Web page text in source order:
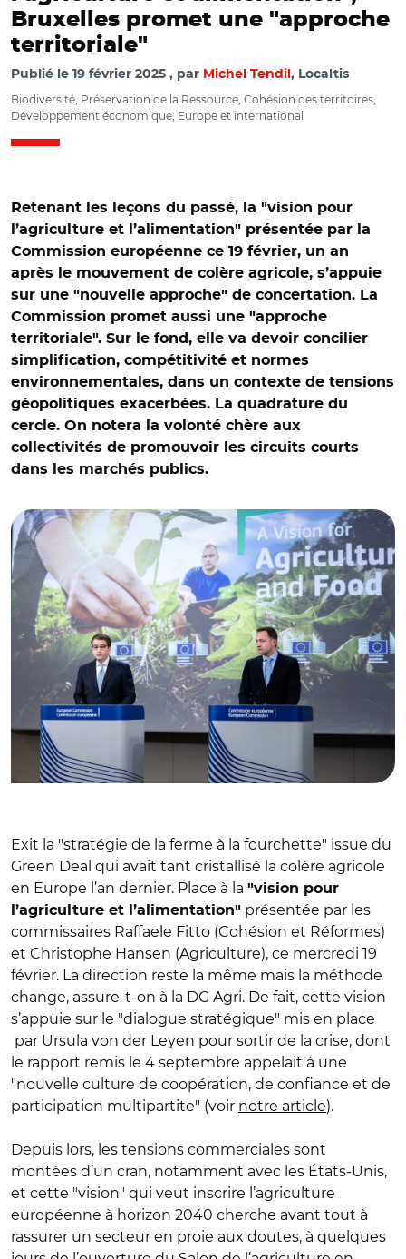
Bruxelles promet une "approche
territoriale"
Publié le 19 février 2025 par Michel Tendil , Localtis
Biodiversité, Préservation de la Ressource, Cohésion des territoires,
Développement économique, Europe et international
Retenant les leçons du passé, la "vision pour
l’agriculture et l’alimentation" présentée par la
Commission européenne ce 19 février, un an
après le mouvement de colère agricole, s’appuie
sur une "nouvelle approche" de concertation. La
Commission promet aussi une "approche
territoriale". Sur le fond, elle va devoir concilier
simplification, compétitivité et normes
environnementales, dans un contexte de tensions
géopolitiques exacerbées. La quadrature du
cercle. On notera la volonté chère aux
collectivités de promouvoir les circuits courts
dans les marchés publics.
© European Union, 2025, CC BY 4.0 / Raffaele Fitto et
Exit la "stratégie de la ferme à la fourchette" issue du
Green Deal qui avait tant cristallisé la colère agricole
en Europe l’an dernier. Place à la "vision pour
l’agriculture et l’alimentation" présentée par les
commissaires Raffaele Fitto (Cohésion et Réformes)
et Christophe Hansen (Agriculture), ce mercredi 19
février. La direction reste la même mais la méthode
change, assure-t-on à la DG Agri. De fait, cette vision
s’appuie sur le "dialogue stratégique" mis en place
par Ursula von der Leyen pour sortir de la crise, dont
le rapport remis le 4 septembre appelait à une
"nouvelle culture de coopération, de confiance et de
participation multipartite" (voir notre article).
Depuis lors, les tensions commerciales sont
montées d’un cran, notamment avec les États-Unis,
et cette "vision" qui veut inscrire l’agriculture
européenne à horizon 2040 cherche avant tout à
rassurer un secteur en proie aux doutes, à quelques